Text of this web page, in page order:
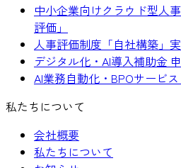
中小企業向けクラウド型人
評価」
人事評価制度「自社構築」
デジタル化・AI導入補助金
AI業務自動化・BPOサービス
私たちについて
会社概要
私たちについて